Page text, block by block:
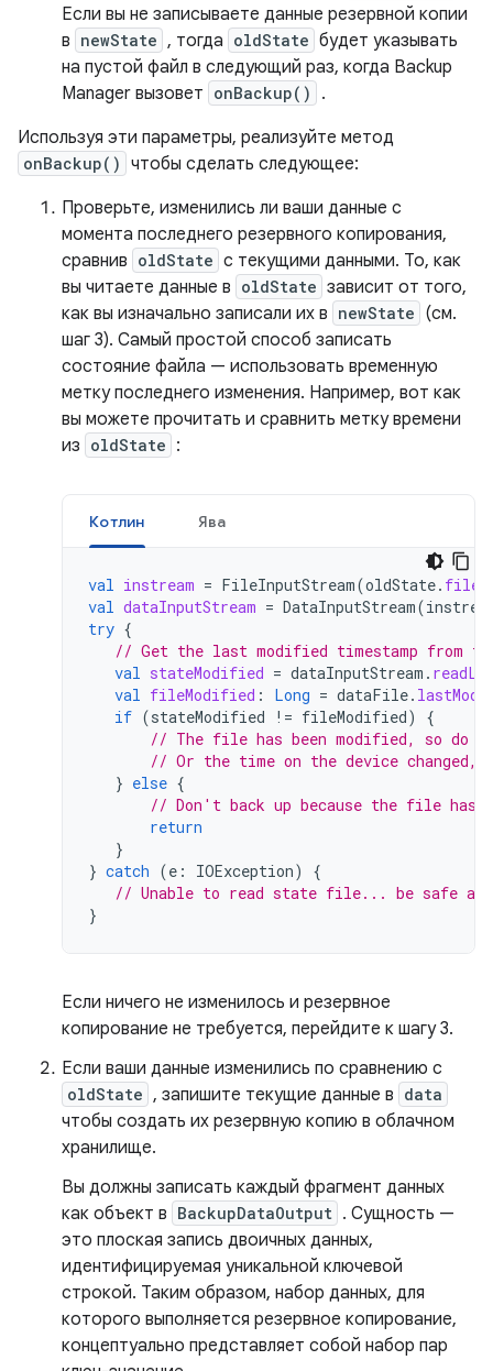
Если вы не записываете данные резервной копии
в newState , тогда oldState будет указывать
на пустой файл в следующий раз, когда Backup
Manager вызовет onBackup()
.
Используя эти параметры, реализуйте метод
onBackup() чтобы сделать следующее:
Проверьте, изменились ли ваши данные с
момента последнего резервного копирования,
сравнив oldState с текущими данными. То, как
вы читаете данные в oldState зависит от того,
как вы изначально записали их в newState (см.
шаг 3). Самый простой способ записать
состояние файла — использовать временную
метку последнего изменения. Например, вот как
вы можете прочитать и сравнить метку времени
из oldState :
Котлин Ява
val instream = FileInputStream(oldState.
val dataInputStream = DataInputStream(
try {
// Get the last modified timestamp from
val stateModified = dataInputStream .
val fileModified : Long = dataFile.
if (stateModified != fileModified)
{
// The file has been modified, so do a
// Or the time on the device changed,
} else {
// Don't back up because the file
return
}
} catch (e : IOException)
{
// Unable to read state file... be safe and
}
Если ничего не изменилось и резервное
копирование не требуется, перейдите к шагу 3.
Если ваши данные изменились по сравнению с
oldState , запишите текущие данные в data
чтобы создать их резервную копию в облачном
хранилище.
Вы должны записать каждый фрагмент данных
как объект в BackupDataOutput . Сущность —
это плоская запись двоичных данных,
идентифицируемая уникальной ключевой
строкой. Таким образом, набор данных, для
которого выполняется резервное копирование,
концептуально представляет собой набор пар